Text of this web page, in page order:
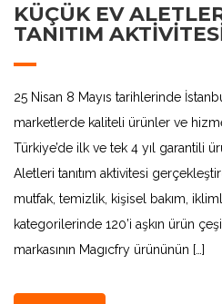
KÜÇÜK EV
TANITIM
25 Nisan 8 Mayıs tarihlerinde
marketlerde kaliteli ürünler ve
Türkiye’de ilk ve tek 4 yıl garantili
Aletleri tanıtım aktivitesi
mutfak, temizlik, kişisel bakım,
kategorilerinde 120’i aşkın ürün
markasının Magıcfry ürününün […]